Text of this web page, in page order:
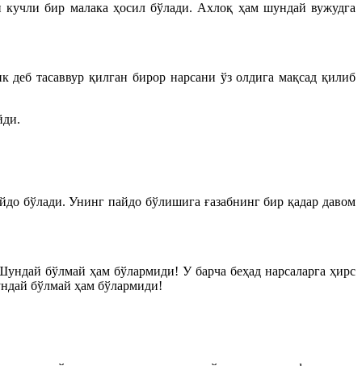
кучли бир малака ҳосил бўлади. Ахлоқ ҳам шундай вужудга
тасаввур қилган бирор нарсани ўз олдига мақсад қилиб
бўлади. Унинг пайдо бўлишига ғазабнинг бир қадар давом
бўлмай ҳам бўлармиди! У барча беҳад нарсаларга ҳирс
бўлмай ҳам бўлармиди!